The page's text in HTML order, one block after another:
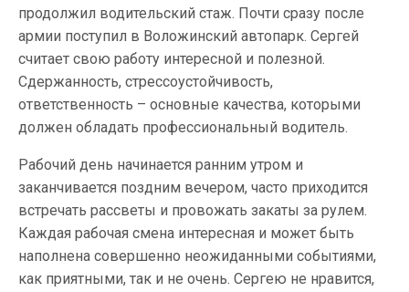
продолжил водительский стаж. Почти сразу после
армии поступил в Воложинский автопарк. Сергей
считает свою работу интересной и полезной.
Сдержанность, стрессоустойчивость,
ответственность – основные качества, которыми
должен обладать профессиональный водитель.
Рабочий день начинается ранним утром и
заканчивается поздним вечером, часто приходится
встречать рассветы и провожать закаты за рулем.
Каждая рабочая смена интересная и может быть
наполнена совершенно неожиданными событиями,
как приятными, так и не очень. Сергею не нравится,